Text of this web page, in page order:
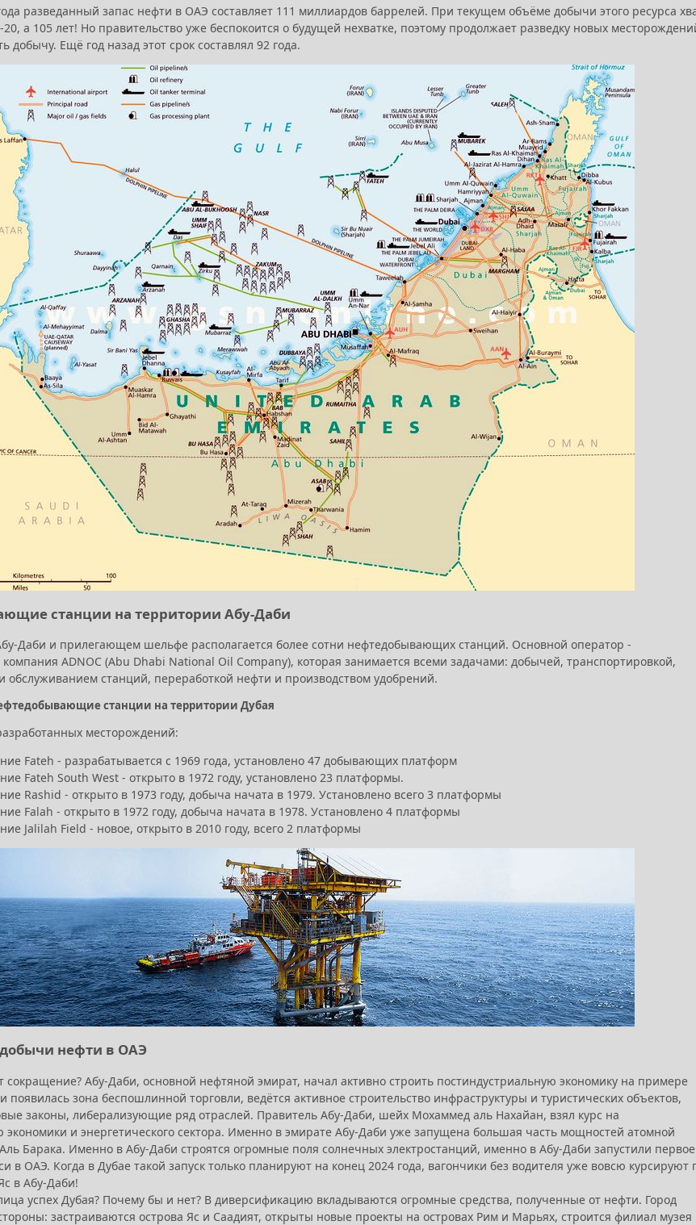
разведанный запас нефти в ОАЭ составляет 111 миллиардов баррелей. При текущем объёме добычи этого ресурса
20, а 105 лет! Но правительство уже беспокоится о будущей нехватке, поэтому продолжает разведку новых
добычу. Ещё год назад этот срок составлял 92 года.
станции на территории Абу-Даби
Даби и прилегающем шельфе располагается более сотни нефтедобывающих станций. Основной оператор -
компания ADNOC (Abu Dhabi National Oil Company), которая занимается всеми задачами: добычей, транспортировкой,
обслуживанием станций, переработкой нефти и производством удобрений.
станции на территории Дубая
месторождений:
Fateh - разрабатывается с 1969 года, установлено 47 добывающих платформ
Fateh South West - открыто в 1972 году, установлено 23 платформы.
Rashid - открыто в 1973 году, добыча начата в 1979. Установлено всего 3 платформы
Falah - открыто в 1972 году, добыча начата в 1978. Установлено 4 платформы
Jalilah Field - новое, открыто в 2010 году, всего 2 платформы
нефти в ОАЭ
сокращение? Абу-Даби, основной нефтяной эмират, начал активно строить постиндустриальную экономику на примере
появилась зона беспошлинной торговли, ведётся активное строительство инфраструктуры и туристических объектов,
законы, либерализующие ряд отраслей. Правитель Абу-Даби, шейх Мохаммед аль Нахайан, взял курс на
и энергетического сектора. Именно в эмирате Абу-Даби уже запущена большая часть мощностей атомной
Барака. Именно в Абу-Даби строятся огромные поля солнечных электростанций, именно в Абу-Даби запустили первое
в ОАЭ. Когда в Дубае такой запуск только планируют на конец 2024 года, вагончики без водителя уже вовсю курсируют
в Абу-Даби!
успех Дубая? Почему бы и нет? В диверсификацию вкладываются огромные средства, полученные от нефти. Город
застраиваются острова Яс и Саадият, открыты новые проекты на островах Рим и Марьях, строится филиал музея